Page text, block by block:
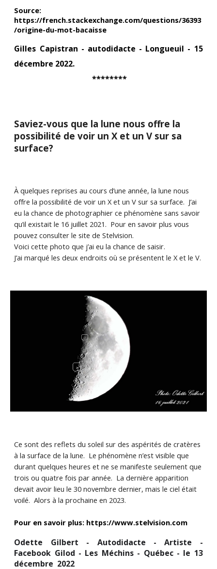
Source:
https://french.stackexchange.com/questions/36393
/origine-du-mot-bacaisse
Gilles Capistran - autodidacte - Longueuil - 15
décembre 2022.
********
Saviez-vous que la lune nous offre la
possibilité de voir un X et un V sur sa
surface?
À quelques reprises au cours d’une année, la lune nous
offre la possibilité de voir un X et un V sur sa surface. J’ai
eu la chance de photographier ce phénomène sans savoir
qu’il existait le 16 juillet 2021. Pour en savoir plus vous
pouvez consulter le site de Stelvision.
Voici cette photo que j’ai eu la chance de saisir.
J’ai marqué les deux endroits où se présentent le X et le V.
Ce sont des reflets du soleil sur des aspérités de cratères
à la surface de la lune. Le phénomène n’est visible que
durant quelques heures et ne se manifeste seulement que
trois ou quatre fois par année. La dernière apparition
devait avoir lieu le 30 novembre dernier, mais le ciel était
voilé. Alors à la prochaine en 2023.
Pour en savoir plus: https://www.stelvision.com
Odette Gilbert - Autodidacte - Artiste -
Facebook Gilod - Les Méchins - Québec - le 13
décembre 2022